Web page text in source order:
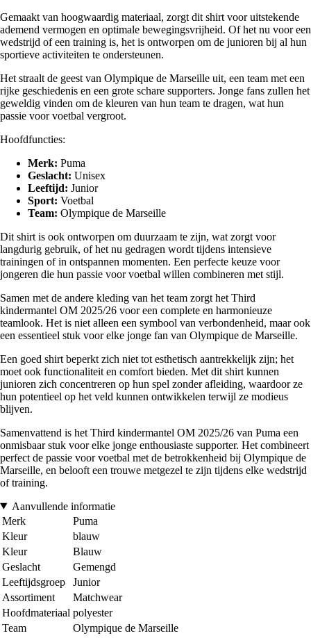
Gemaakt van hoogwaardig materiaal, zorgt dit shirt voor uitstekende
ademend vermogen en optimale bewegingsvrijheid. Of het nu voor een
wedstrijd of een training is, het is ontworpen om de junioren bij al hun
sportieve activiteiten te ondersteunen.
Het straalt de geest van Olympique de Marseille uit, een team met een
rijke geschiedenis en een grote schare supporters. Jonge fans zullen het
geweldig vinden om de kleuren van hun team te dragen, wat hun
passie voor voetbal vergroot.
Hoofdfuncties:
Merk: Puma
Geslacht: Unisex
Leeftijd: Junior
Sport: Voetbal
Team: Olympique de Marseille
Dit shirt is ook ontworpen om duurzaam te zijn, wat zorgt voor
langdurig gebruik, of het nu gedragen wordt tijdens intensieve
trainingen of in ontspannen momenten. Een perfecte keuze voor
jongeren die hun passie voor voetbal willen combineren met stijl.
Samen met de andere kleding van het team zorgt het Third
kindermantel OM 2025/26 voor een complete en harmonieuze
teamlook. Het is niet alleen een symbool van verbondenheid, maar ook
een essentieel stuk voor elke jonge fan van Olympique de Marseille.
Een goed shirt beperkt zich niet tot esthetisch aantrekkelijk zijn; het
moet ook functionaliteit en comfort bieden. Met dit shirt kunnen
junioren zich concentreren op hun spel zonder afleiding, waardoor ze
hun potentieel op het veld kunnen ontwikkelen terwijl ze modieus
blijven.
Samenvattend is het Third kindermantel OM 2025/26 van Puma een
onmisbaar stuk voor elke jonge enthousiaste supporter. Het combineert
perfect de passie voor voetbal met de betrokkenheid bij Olympique de
Marseille, en belooft een trouwe metgezel te zijn tijdens elke wedstrijd
of training.
Aanvullende informatie
Merk
Puma
Kleur
blauw
Kleur
Blauw
Geslacht
Gemengd
Leeftijdsgroep
Junior
Assortiment
Matchwear
Hoofdmateriaal polyester
Team
Olympique de Marseille